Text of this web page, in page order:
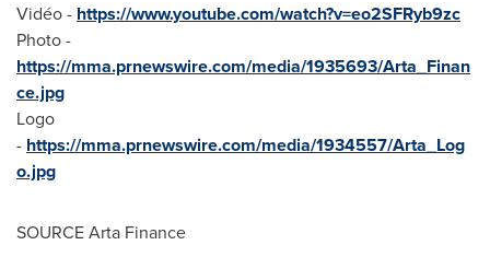
Vidéo - https://www.youtube.com/watch?v=eo2SFRyb9zc
Photo -
https://mma.prnewswire.com/media/1935693/Arta_Finan
ce.jpg
Logo
- https://mma.prnewswire.com/media/1934557/Arta_Log
o.jpg
SOURCE Arta Finance